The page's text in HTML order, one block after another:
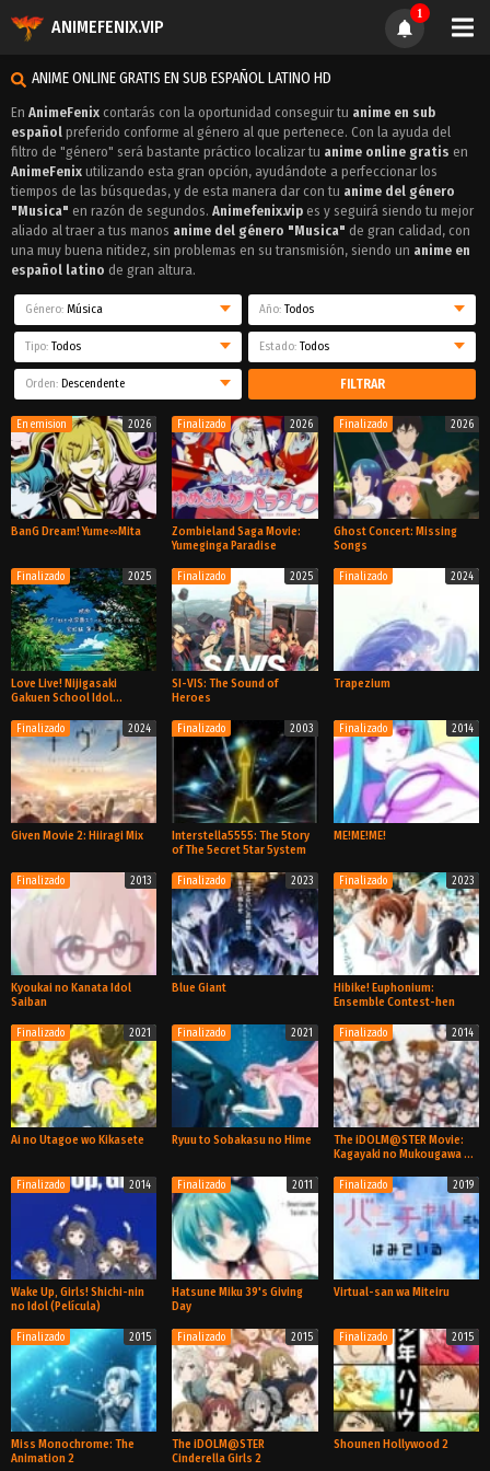
ANIMEFENIX.VIP
1
ANIME ONLINE GRATIS EN SUB ESPAÑOL LATINO HD
En AnimeFenix contarás con la oportunidad conseguir tu anime en sub
español preferido conforme al género al que pertenece. Con la ayuda del
filtro de "género" será bastante práctico localizar tu anime online gratis en
AnimeFenix utilizando esta gran opción, ayudándote a perfeccionar los
tiempos de las búsquedas, y de esta manera dar con tu anime del género
"Musica" en razón de segundos. Animefenix.vip es y seguirá siendo tu mejor
aliado al traer a tus manos anime del género "Musica" de gran calidad, con
una muy buena nitidez, sin problemas en su transmisión, siendo un anime en
español latino de gran altura.
Género: Música Año: Todos
Tipo: Todos Estado: Todos
Orden: Descendente FILTRAR
En emision 2026
TV
BanG Dream! Yume∞Mita
Finalizado 2026
Película
Zombieland Saga Movie:
Yumeginga Paradise
Finalizado 2026
Ghost Concert: Missing
Songs
Finalizado 2025
Película
Love Live! Nijigasaki
Gakuen School Idol
Finalizado 2025
SI-VIS: The Sound of
Heroes
Finalizado 2024
Trapezium
Finalizado 2024
TV
Given Movie 2: Hiiragi Mix
Finalizado 2003
Pelicula
Interstella5555: The 5tory
of The 5ecret 5tar 5ystem
Finalizado 2014
Especial
ME!ME!ME!
Finalizado 2013
Especial
Kyoukai no Kanata Idol
Saiban
Finalizado 2023
Pelicula
Blue Giant
Finalizado 2023
Pelicula
Hibike! Euphonium:
Ensemble Contest-hen
Finalizado 2021
Pelicula
Ai no Utagoe wo Kikasete
Finalizado 2021
Ryuu to Sobakasu no Hime
Finalizado 2014
Pelicula
The iDOLM@STER Movie:
Kagayaki no Mukougawa e!
Finalizado 2014
Pelicula
Wake Up, Girls! Shichi-nin
no Idol (Película)
Finalizado 2011
Pelicula
Hatsune Miku 39's Giving
Day
Finalizado 2019
TV
Virtual-san wa Miteiru
Finalizado 2015
Miss Monochrome: The
Animation 2
Finalizado 2015
The iDOLM@STER
Cinderella Girls 2
Finalizado 2015
Shounen Hollywood 2